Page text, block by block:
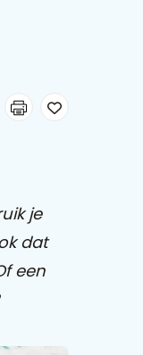
je
dat
een